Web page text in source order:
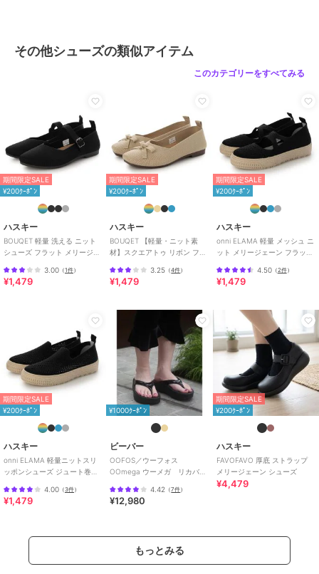
その他シューズの類似アイテム
このカテゴリーをすべてみる
期間限定SALE
¥200ｸｰﾎﾟﾝ
ハスキー
BOUQET 軽量 洗える ニット
シューズ フラット メリージェ
3.00 （1件）
¥1,479
期間限定SALE
¥200ｸｰﾎﾟﾝ
ハスキー
BOUQET 【軽量・ニット素
材】スクエアトゥ リボン フラ
3.25 （4件）
¥1,479
期間限定SALE
¥200ｸｰﾎﾟﾝ
ハスキー
onni ELAMA 軽量 メッシュ ニ
ット メリージェーン フラット
4.50（2件）
¥1,479
期間限定SALE
¥200ｸｰﾎﾟﾝ
ハスキー
onni ELAMA 軽量ニットスリ
ッポンシューズ ジュート巻き
4.00 （3件）
¥1,479
¥1000ｸｰﾎﾟﾝ
ビーバー
OOFOS／ウーフォス
OOmega ウーメガ リカバリ
4.42 （7件）
¥12,980
期間限定SALE
¥200ｸｰﾎﾟﾝ
ハスキー
FAVOFAVO 厚底 ストラップ
メリージェーン シューズ
¥4,479
もっとみる